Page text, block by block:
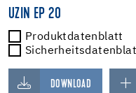
UZIN EP 20
Produktdatenblatt
DOWNLOAD